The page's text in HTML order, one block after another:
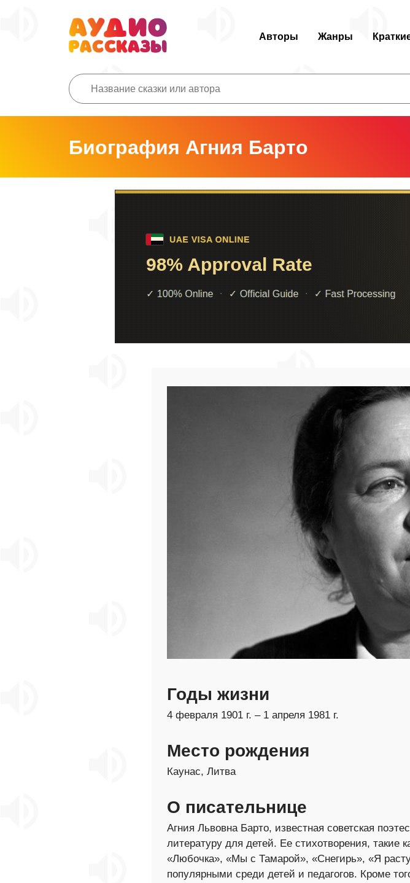
Авторы Жанры
Биография Агния Барто
Годы жизни
4 февраля 1901 г. – 1 апреля 1981 г.
Место рождения
Каунас, Литва
О писательнице
Агния Львовна Барто, известная советская
литературу для детей. Ее стихотворения,
«Любочка», «Мы с Тамарой», «Снегирь», «Я
популярными среди детей и педагогов. Кроме